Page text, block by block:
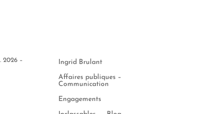
2026 –
Ingrid Brulant
Affaires publiques –
Communication
Engagements